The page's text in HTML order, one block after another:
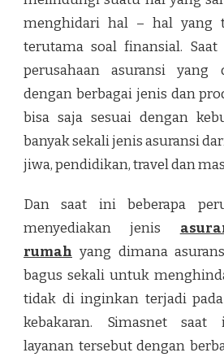
menghidari hal – hal yang
terutama soal finansial.
perusahaan asuransi
dengan berbagai jenis dan
bisa saja sesuai dengan
banyak sekali jenis asuransi
jiwa, pendidikan, travel dan
Dan saat ini beberapa
menyediakan jenis
rumah yang dimana
bagus sekali untuk
tidak di inginkan terjadi
kebakaran. Simasnet saat
layanan tersebut dengan